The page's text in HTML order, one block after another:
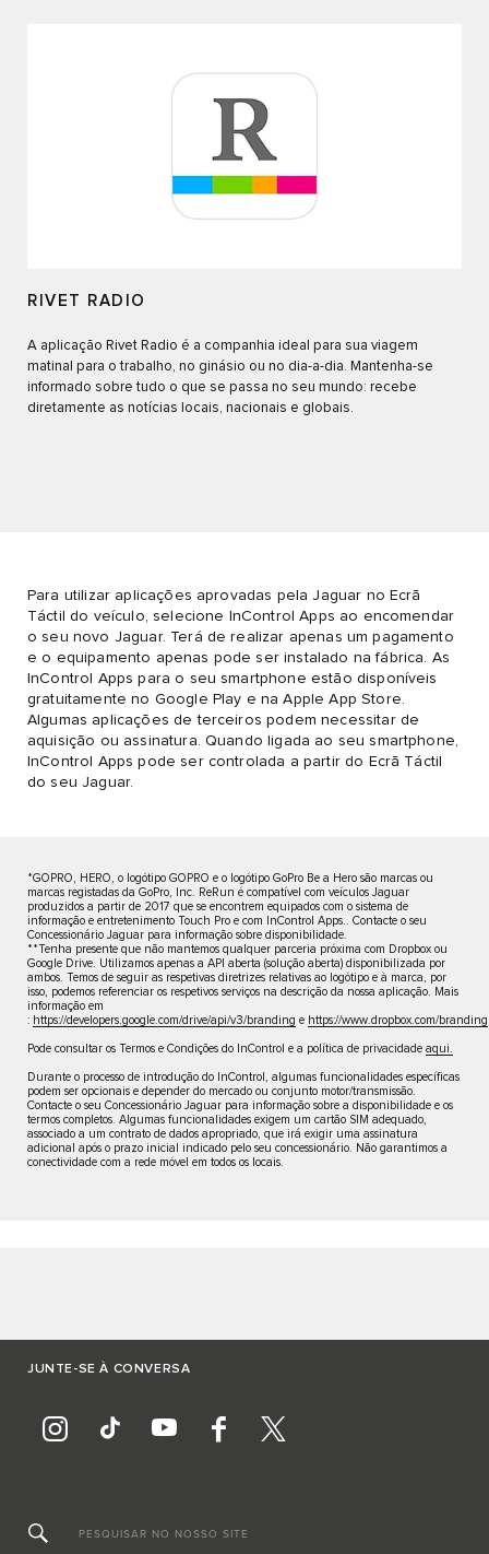
RIVET RADIO
A aplicação Rivet Radio é a companhia ideal para sua viagem
matinal para o trabalho, no ginásio ou no dia-a-dia. Mantenha-se
informado sobre tudo o que se passa no seu mundo: recebe
diretamente as notícias locais, nacionais e globais.
Para utilizar aplicações aprovadas pela Jaguar no Ecrã
Táctil do veículo, selecione InControl Apps ao encomendar
o seu novo Jaguar. Terá de realizar apenas um pagamento
e o equipamento apenas pode ser instalado na fábrica. As
InControl Apps para o seu smartphone estão disponíveis
gratuitamente no Google Play e na Apple App Store.
Algumas aplicações de terceiros podem necessitar de
aquisição ou assinatura. Quando ligada ao seu smartphone,
InControl Apps pode ser controlada a partir do Ecrã Táctil
do seu Jaguar.
*GOPRO, HERO, o logótipo GOPRO e o logótipo GoPro Be a Hero são marcas ou
marcas registadas da GoPro, Inc. ReRun é compatível com veículos Jaguar
produzidos a partir de 2017 que se encontrem equipados com o sistema de
informação e entretenimento Touch Pro e com InControl Apps.. Contacte o seu
Concessionário Jaguar para informação sobre disponibilidade.
**Tenha presente que não mantemos qualquer parceria próxima com Dropbox ou
Google Drive. Utilizamos apenas a API aberta (solução aberta) disponibilizada por
ambos. Temos de seguir as respetivas diretrizes relativas ao logótipo e à marca, por
isso, podemos referenciar os respetivos serviços na descrição da nossa aplicação. Mais
informação em
: https://developers.google.com/drive/api/v3/branding e https://www.dropbox.com/branding
Pode consultar os Termos e Condições do InControl e a política de privacidade aqui.
Durante o processo de introdução do InControl, algumas funcionalidades específicas
podem ser opcionais e depender do mercado ou conjunto motor/transmissão.
Contacte o seu Concessionário Jaguar para informação sobre a disponibilidade e os
termos completos. Algumas funcionalidades exigem um cartão SIM adequado,
associado a um contrato de dados apropriado, que irá exigir uma assinatura
adicional após o prazo inicial indicado pelo seu concessionário. Não garantimos a
conectividade com a rede móvel em todos os locais.
JUNTE-SE À CONVERSA
PESQUISAR NO NOSSO SITE